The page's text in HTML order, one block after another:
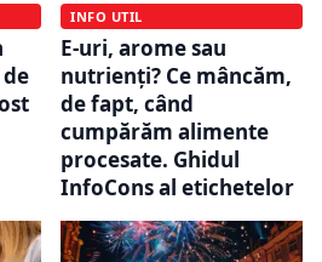
INFO UTIL
E-uri, arome sau
nutrienți? Ce mâncăm,
de fapt, când
cumpărăm alimente
procesate. Ghidul
InfoCons al etichetelor